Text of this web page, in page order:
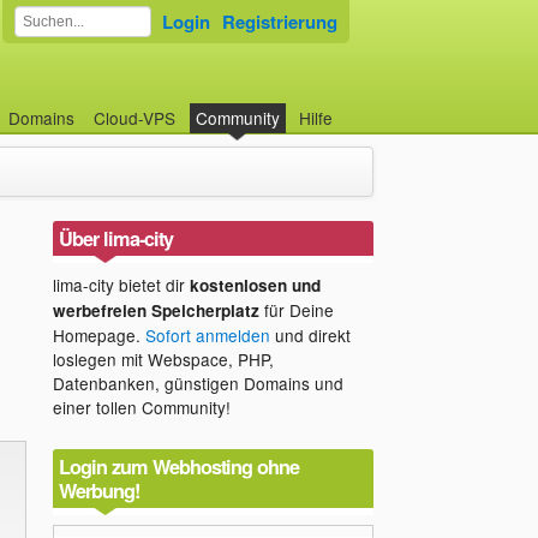
Domains Cloud-VPS Community Hilfe
Login Registrierung
Über lima-city
lima-city bietet dir kostenlosen und
werbefreien Speicherplatzfür Deine
Homepage. Sofort anmelden und direkt
loslegen mit Webspace, PHP,
Datenbanken, günstigen Domains und
einer tollen Community!
Login zum Webhosting ohne
Werbung!